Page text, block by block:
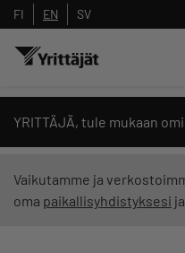
FI EN SV
YRITTÄJÄ, tule mukaan
Vaikutamme ja
oma paikallisyhdistyksesi ja
Search news,